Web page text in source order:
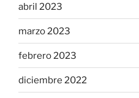
abril 2023
marzo 2023
febrero 2023
diciembre 2022